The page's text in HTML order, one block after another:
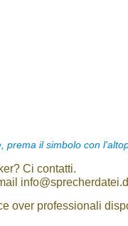
prema il simbolo con
Ci contatti.
over professionali